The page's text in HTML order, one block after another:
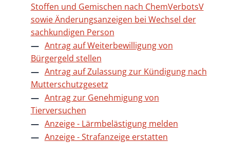
Stoffen und Gemischen nach ChemVerbotsV
sowie Änderungsanzeigen bei Wechsel der
sachkundigen Person
Antrag auf Weiterbewilligung von
Bürgergeld stellen
Antrag auf Zulassung zur Kündigung nach
Mutterschutzgesetz
Antrag zur Genehmigung von
Tierversuchen
Anzeige - Lärmbelästigung melden
Anzeige - Strafanzeige erstatten